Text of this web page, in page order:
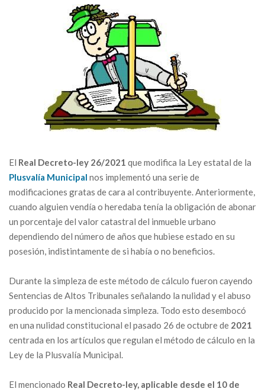
El Real Decreto-ley 26/2021 que modifica la Ley estatal de la
Plusvalía Municipal nos implementó una serie de
modificaciones gratas de cara al contribuyente. Anteriormente,
cuando alguien vendía o heredaba tenía la obligación de abonar
un porcentaje del valor catastral del inmueble urbano
dependiendo del número de años que hubiese estado en su
posesión, indistintamente de si había o no beneficios.
Durante la simpleza de este método de cálculo fueron cayendo
Sentencias de Altos Tribunales señalando la nulidad y el abuso
producido por la mencionada simpleza. Todo esto desembocó
en una nulidad constitucional el pasado 26 de octubre de 2021
centrada en los artículos que regulan el método de cálculo en la
Ley de la Plusvalía Municipal.
El mencionado Real Decreto-ley, aplicable desde el 10 de